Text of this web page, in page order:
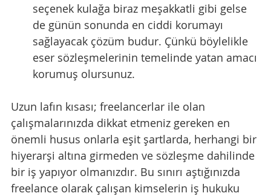
seçenek kulağa biraz meşakkatli gibi gelse
de günün sonunda en ciddi korumayı
sağlayacak çözüm budur. Çünkü böylelikle
eser sözleşmelerinin temelinde yatan amacı
korumuş olursunuz.
Uzun lafın kısası; freelancerlar ile olan
çalışmalarınızda dikkat etmeniz gereken en
önemli husus onlarla eşit şartlarda, herhangi bir
hiyerarşi altına girmeden ve sözleşme dahilinde
bir iş yapıyor olmanızdır. Bu sınırı aştığınızda
freelance olarak çalışan kimselerin iş hukuku